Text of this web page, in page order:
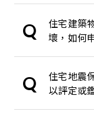
Q
住宅建築
壞，如何
Q
住宅地震
以評定或